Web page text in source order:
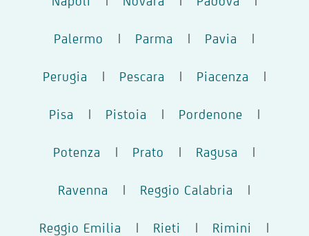
Palermo | Parma | Pavia |
Perugia | Pescara | Piacenza |
Pisa | Pistoia | Pordenone |
Potenza | Prato | Ragusa |
Ravenna | Reggio Calabria |
Reggio Emilia | Rieti | Rimini |